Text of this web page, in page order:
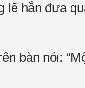
lẽ hắn đưa
bàn nói: